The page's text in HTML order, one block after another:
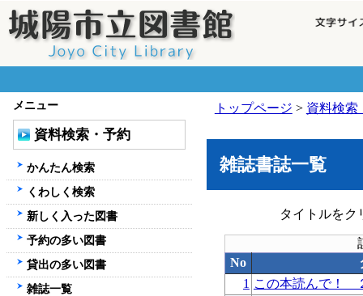
トップページ > 資料検索
雑誌書誌一覧
タイトルをク
No
1 この本読んで！
メニュー
資料検索・予約
かんたん検索
くわしく検索
新しく入った図書
予約の多い図書
貸出の多い図書
雑誌一覧